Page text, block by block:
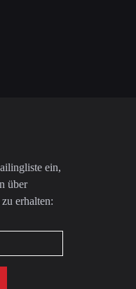
ein,
über
erhalten: